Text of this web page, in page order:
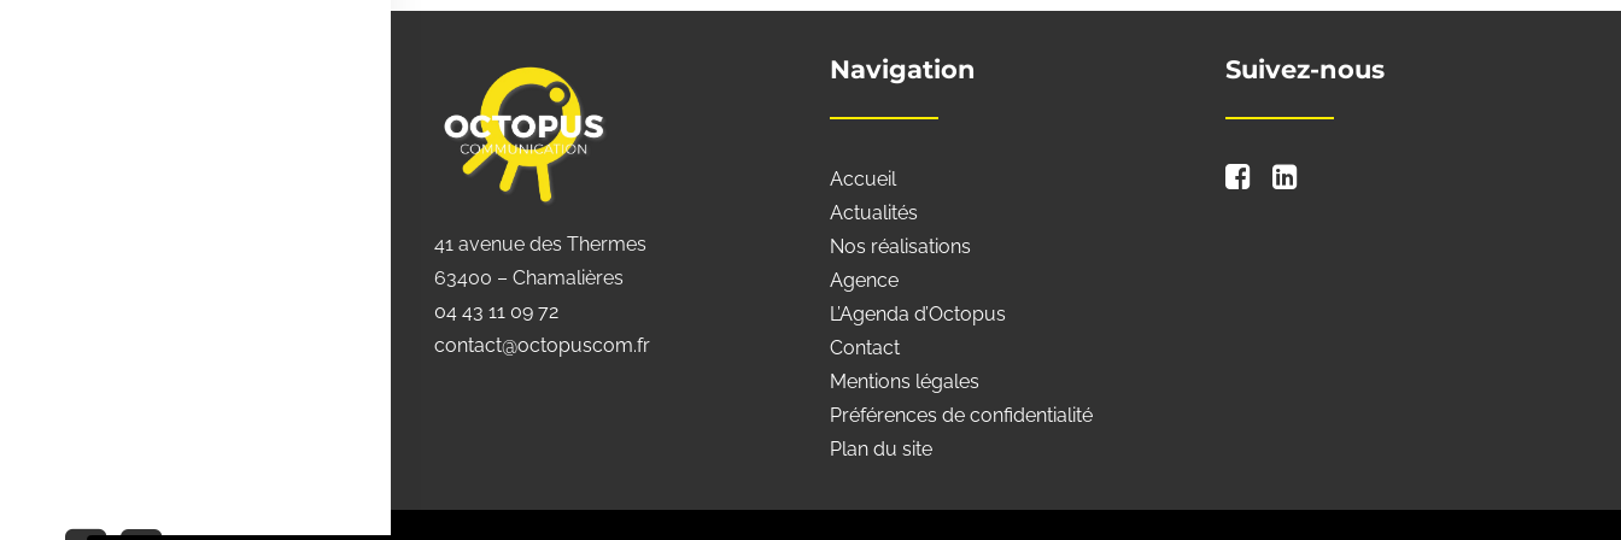
41 avenue des Thermes
63400 – Chamalières
04 43 11 09 72
contact@octopuscom.fr
Navigation
Accueil
Actualités
Nos réalisations
Agence
L’Agenda d’Octopus
Contact
Mentions légales
Préférences de confidentialité
Plan du site
Suivez-nous